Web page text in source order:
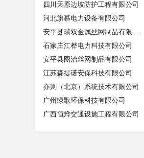
四川天原边坡防护工程有限公司
河北旗慕电力设备有限公司
石家庄江桦电力科技有限公司
安平县图治丝网制品有限公司
江苏森提诺安保科技有限公司
亦则（北京）系统技术有限公司
广州绿歌环保科技有限公司
广西恒烨交通设施工程有限公司